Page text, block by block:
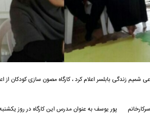
زندگی بابلسر اعلام کرد ، کارگاه مصون سازی کودکان از